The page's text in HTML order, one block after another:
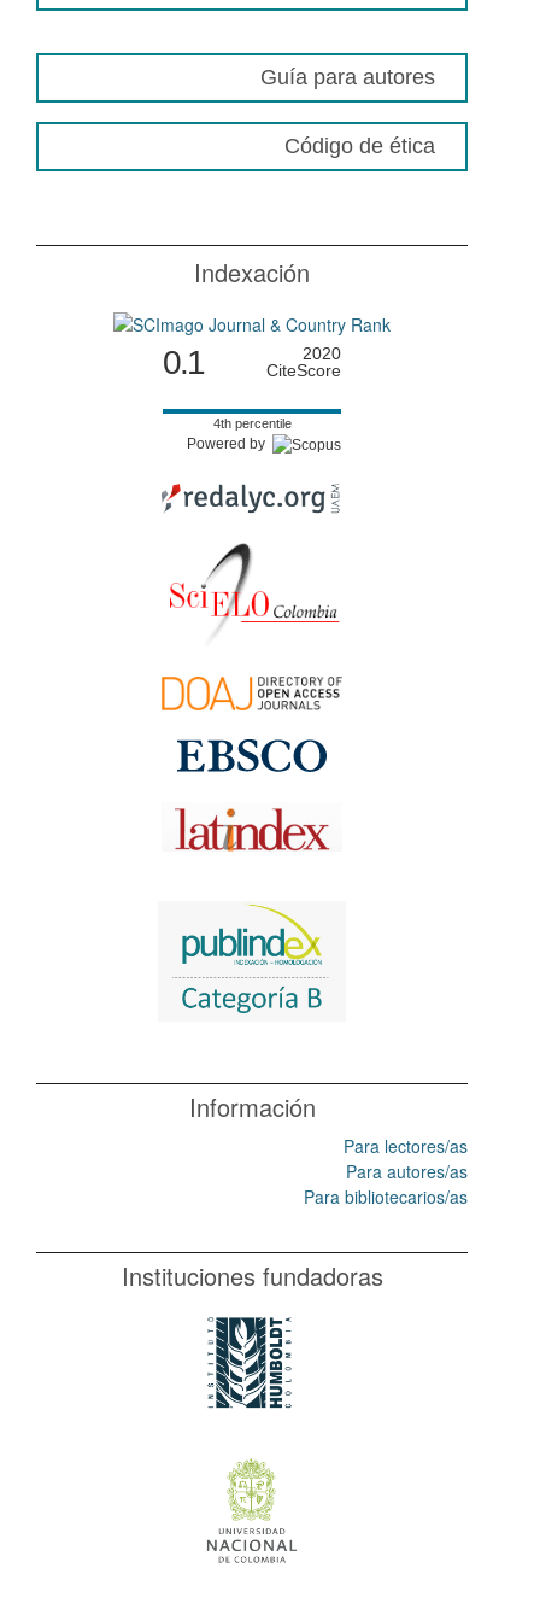
Guía para autores
Código de ética
Indexación
0.1
2020
CiteScore
4th percentile
Powered by
Información
Para lectores/as
Para autores/as
Para bibliotecarios/as
Instituciones fundadoras